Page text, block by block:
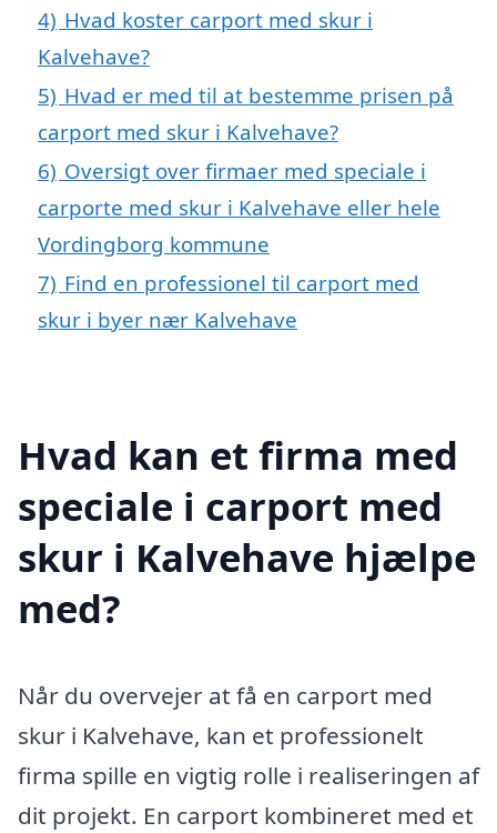
4) Hvad koster carport med skur i
Kalvehave?
5) Hvad er med til at bestemme prisen på
carport med skur i Kalvehave?
6) Oversigt over firmaer med speciale i
carporte med skur i Kalvehave eller hele
Vordingborg kommune
7) Find en professionel til carport med
skur i byer nær Kalvehave
Hvad kan et firma med
speciale i carport med
skur i Kalvehave hjælpe
med?
Når du overvejer at få en carport med
skur i Kalvehave, kan et professionelt
firma spille en vigtig rolle i realiseringen af
dit projekt. En carport kombineret med et